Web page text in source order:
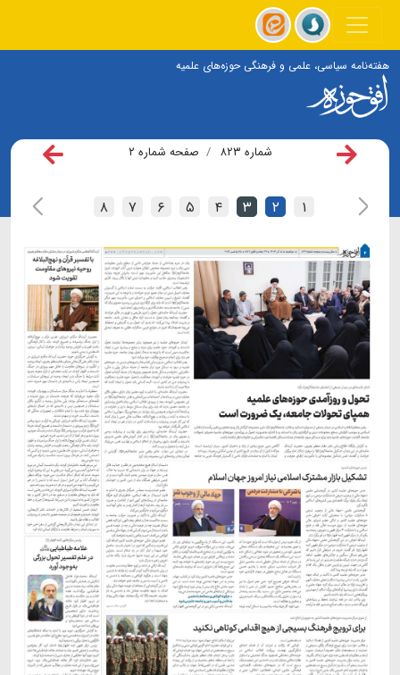
هفته‌نامه سیاسی، علمی و فرهنگی حوزه‌های علمیه
شماره ۸۲۳ صفحه شماره ۲
۱ ۲ ۳ ۴ ۵ ۶ ۷ ۸